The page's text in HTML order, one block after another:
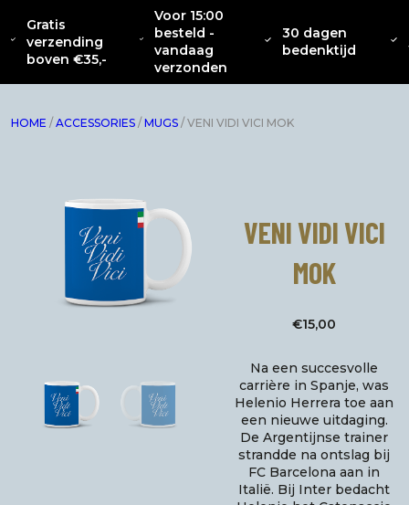
Gratis
verzending
boven €35,-
Voor 15:00
besteld -
vandaag
verzonden
30 dagen
bedenktijd
OVER
ONS
NIEUW
CATENACCIO
COLLECTIE
KLEDING INTERIEUR
HOME / ACCESSORIES / MUGS / VENI VIDI VICI MOK
VENI VIDI VICI
MOK
€15,00
Na een succesvolle
carrière in Spanje, was
Helenio Herrera toe aan
een nieuwe uitdaging.
De Argentijnse trainer
strandde na ontslag bij
FC Barcelona aan in
Italië. Bij Inter bedacht